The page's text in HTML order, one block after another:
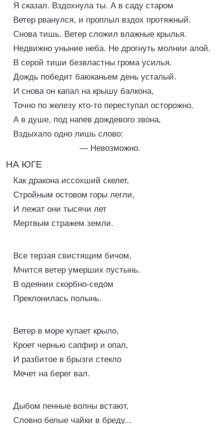
Я сказал. Вздохнула ты. А в саду старом
Ветер рванулся, и проплыл вздох протяжный.
Снова тишь. Ветер сложил влажные крылья.
Недвижно уныние неба. Не дрогнуть молнии алой.
В серой тиши безвластны грома усилья.
Дождь победит баюканьем день усталый.
И снова он капал на крышу балкона,
Точно по железу кто-то переступал осторожно.
А в душе, под напев дождевого звона,
Вздыхало одно лишь слово:
— Невозможно.
НА ЮГЕ
Как дракона иссохший скелет,
Стройным остовом горы легли,
И лежат они тысячи лет
Мертвым стражем земли.
Все терзая свистящим бичом,
Мчится ветер умерших пустынь.
В одеянии скорбно-седом
Преклонилась полынь.
Ветер в море купает крыло,
Кроет чернью сапфир и опал,
И разбитое в брызги стекло
Мечет на берег вал.
Дыбом пенные волны встают,
Словно белые чайки в бреду...